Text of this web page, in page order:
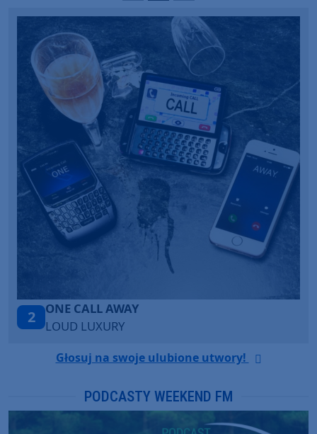
3
Talk To You
ANOTR ft. 54 Ultra
Głosuj na swoje ulubione utwory!
PODCASTY WEEKEND FM